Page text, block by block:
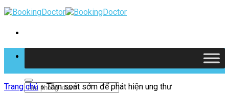
Skip
to
Trang chủ »Tầm soát sớm để phát hiện ung thư